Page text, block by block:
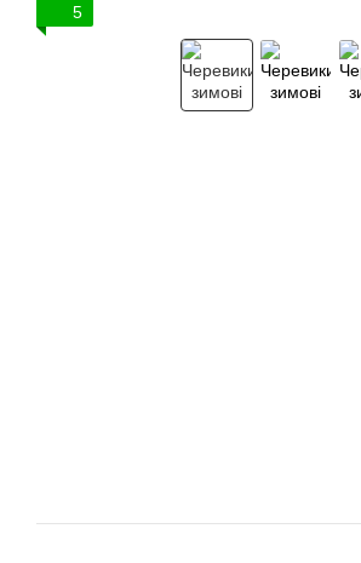
5